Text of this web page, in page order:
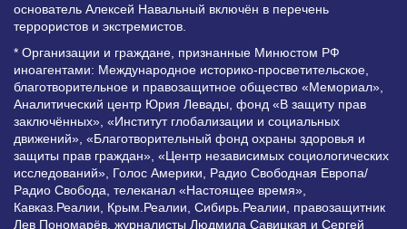
основатель Алексей Навальный включён в перечень
террористов и экстремистов.
* Организации и граждане, признанные Минюстом РФ
иноагентами: Международное историко-просветительское,
благотворительное и правозащитное общество «Мемориал»,
Аналитический центр Юрия Левады, фонд «В защиту прав
заключённых», «Институт глобализации и социальных
движений», «Благотворительный фонд охраны здоровья и
защиты прав граждан», «Центр независимых социологических
исследований», Голос Америки, Радио Свободная Европа/
Радио Свобода, телеканал «Настоящее время»,
Кавказ.Реалии, Крым.Реалии, Сибирь.Реалии, правозащитник
Лев Пономарёв, журналисты Людмила Савицкая и Сергей